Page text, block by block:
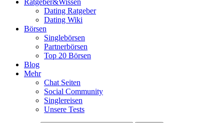
Dating Ratgeber
Dating Wiki
Börsen
Singlebörsen
Partnerbörsen
Top 20 Börsen
Blog
Mehr
Chat Seiten
Social Community
Singlereisen
Unsere Tests